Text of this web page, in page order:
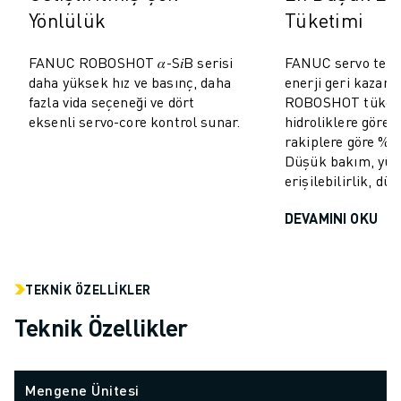
MALZEME TAŞIMA
PALETLEME
PUNTA KAYNAĞI
GÖRSEL DENETIM
TEL EROZYON
YEDEK PARÇALAR
DIJITAL SERVIS ARAÇLARI
EĞITIM VE ÖĞRETIM
Yönlülük
FANUC ROBOSHOT 𝛼-S𝑖B serisi
daha yüksek hız ve basınç, daha
fazla vida seçeneği ve dört
eksenli servo-core kontrol sunar.
Tüketimi
FANUC servo
enerji geri
ROBOSHOT
hidroliklere göre
rakiplere göre
Düşük bakım,
erişilebilirlik,
DEVAMINI OKU
TEKNIK ÖZELLIKLER
Teknik Özellikler
Mengene Ünitesi